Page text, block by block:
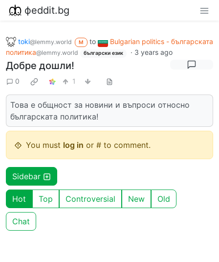
фeddit.bg
toki@lemmy.world M to
Bulgarian politics - българската
политика@lemmy.world български език · 3 years ago
Добре дошли!
0 1
Това е общност за новини и въпроси относно
българската политика!
You must log in or # to comment.
Sidebar
Hot Top Controversial New Old
Chat